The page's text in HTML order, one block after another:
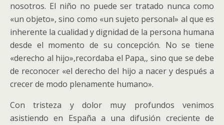
nosotros. El niño no puede ser tratado nunca como
«un objeto», sino como «un sujeto personal» al que es
inherente la cualidad y dignidad de la persona humana
desde el momento de su concepción. No se tiene
«derecho al hijo»,recordaba el Papa,, sino que se debe
de reconocer «el derecho del hijo a nacer y después a
crecer de modo plenamente humano».
Con tristeza y dolor muy profundos venimos
asistiendo en España a una difusión creciente de